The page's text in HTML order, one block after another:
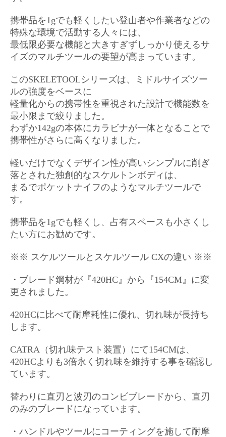
携帯品を1gでも軽くしたい登山者や作業者などの
特殊な環境で活動する人々には、
最低限必要な機能と大きすぎずしっかり使えるサ
イズのマルチツールの要望が高まっています。
このSKELETOOLシリーズは、ミドルサイズツー
ルの強度をベースに
軽量化からの携帯性を重視された設計で機能数を
最小限まで絞りました。
わずか142gの本体にカラビナが一体となることで
携帯性がさらに高くなりました。
軽いだけでなくデザイン性が高いシンプルに削ぎ
落とされた独創的なスケルトンボディは、
まるでポケットナイフのようなマルチツールで
す。
携帯品を1gでも軽くし、占有スペースも小さくし
たい方にお勧めです。
※※ スケルツールとスケルツール CXの違い ※※
・ブレード鋼材が『420HC』から『154CM』に変
更されました。
420HCに比べて耐摩耗性に優れ、切れ味が長持ち
します。
CATRA（切れ味テスト装置）にて154CMは、
420HCよりも3倍永く切れ味を維持する事を確認し
ています。
替わりに直刃と波刃のコンビブレードから、直刃
のみのブレードになっています。
・ハンドルやツールにコーティングを施して耐摩